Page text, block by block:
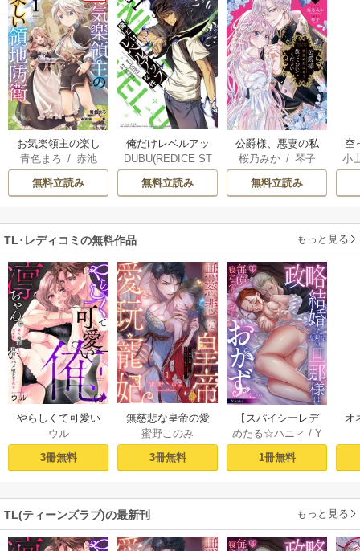
お気楽領主の楽し
い領地防衛
青色まろ / 赤池
宗/転
無料立読み
俺だけレベルアッ
プな件
DUBU(REDICE ST
UDIO)
/ Chugong
h-goon
無料立読み
公爵様、悪妻の私
はもう放っておい
てください
桜乃みか/ 琴子
無料立読み
空
小
TL･レディコミの無料作品 もっと見る
やらしくて可愛い
俺の凛ちゃん。～
隣人後輩くんのイ
キすぎた執着にハ
ウル
3冊無料
無慈悲な皇帝の愛
玩寵妃―おわらぬ
快楽、閨に響くは
乱れ声― 1巻
蜜野このみ
3冊無料
【スパイシーレデ
ィ】政略結婚した
塩対応の旦那様は
毎晩寝たふりをし
(1)
めたる☆ハニィ / Y
aaka
1冊無料
オ
TL(ティーンズラブ)の最新刊 もっと見る